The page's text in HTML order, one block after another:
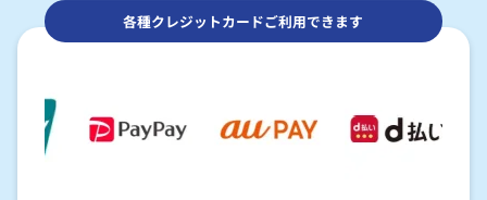
各種クレジットカードご利用できます